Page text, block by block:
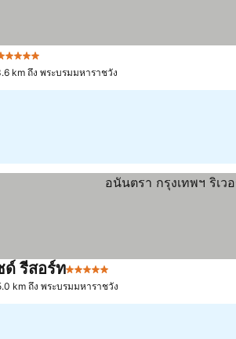
ดาว
km ถึง พระบรมมหาราชวัง
ด์ รีสอร์ท5 ดาว
km ถึง พระบรมมหาราชวัง